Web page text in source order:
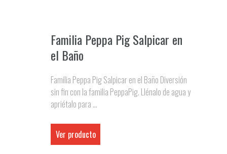
Familia Peppa Pig Salpicar en
el Baño
Familia Peppa Pig Salpicar en el Baño Diversión
sin fin con la familia PeppaPig. Llénalo de agua y
apriétalo para ...
Ver producto